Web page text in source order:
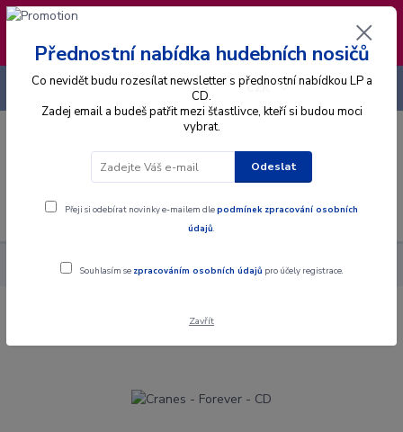
❣️ Od 4.8. do 13.8. čerpám dovolenou. Datum
expedice objednávek se posouvá na pátek
14.8.2026 🐋
Menu
CZK
+420 725 736 293
Alba CD Cranes - Forever - CD
Cranes - Forever - CD
Přednostní nabídka hudebních nosičů
Co nevidět budu rozesílat newsletter s přednostní nabídkou LP a
CD.
Zadej email a budeš patřit mezi šťastlivce, kteří si budou moci
vybrat.
Odeslat
Přeji si odebírat novinky e-mailem dlepodmínek zpracování osobních
údajů.
Souhlasím se zpracováním osobních údajů pro účely registrace.
Zavřít